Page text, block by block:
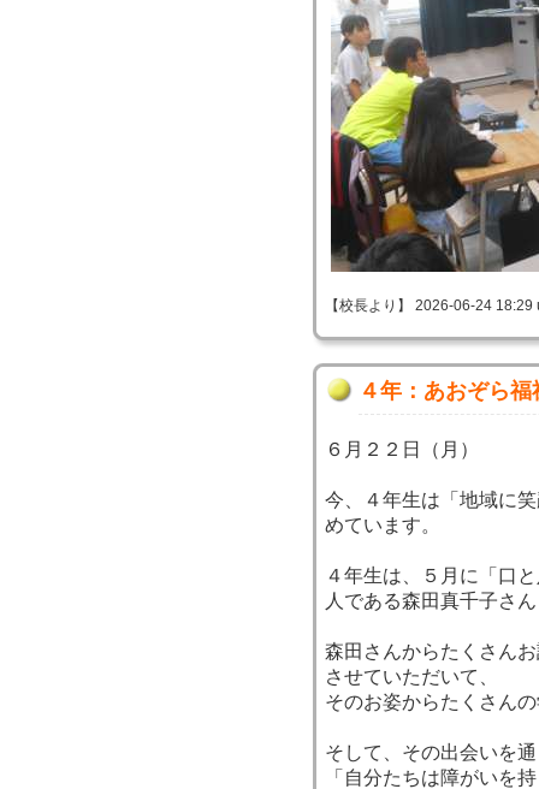
【校長より】 2026-06-24 18:29
４年：あおぞら
６月２２日（月）
今、４年生は「地域に
めています。
４年生は、５月に「口
人である森田真千子さ
森田さんからたくさん
させていただいて、
そのお姿からたくさん
そして、その出会いを
「自分たちは障がいを